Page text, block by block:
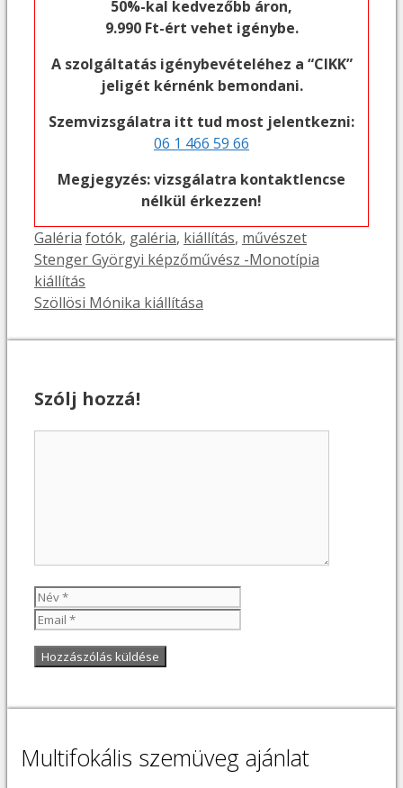
50%-kal kedvezőbb áron,
9.990 Ft-ért vehet igénybe.
A szolgáltatás igénybevételéhez a “CIKK”
jeligét kérnénk bemondani.
Szemvizsgálatra itt tud most jelentkezni:
06 1 466 59 66
Megjegyzés: vizsgálatra kontaktlencse
nélkül érkezzen!
Kategória
Galéria Címkék
fotók, galéria, kiállítás, művészet
Stenger Györgyi képzőművész -Monotípia
kiállítás
Szöllösi Mónika kiállítása
Szólj hozzá!
Név
Multifokális szemüveg ajánlat